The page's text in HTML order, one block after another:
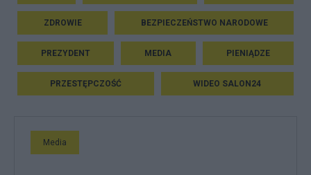
ZDROWIE BEZPIECZEŃSTWO NARODOWE
PREZYDENT MEDIA PIENIĄDZE
PRZESTĘPCZOŚĆ WIDEO SALON24
Media